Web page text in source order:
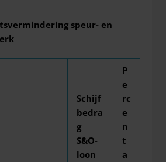
speur- en
Schijf
bedra
g
S&O-
loon
P
e
rc
e
n
t
a